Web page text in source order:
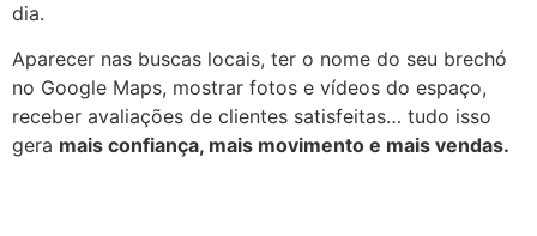
dia.
Aparecer nas buscas locais, ter o nome do seu brechó
no Google Maps, mostrar fotos e vídeos do espaço,
receber avaliações de clientes satisfeitas… tudo isso
gera mais confiança, mais movimento e mais vendas.